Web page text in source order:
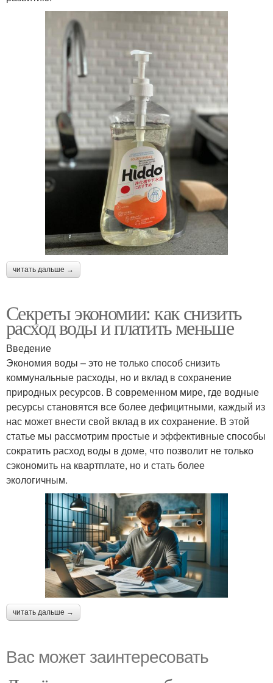
читать дальше →
Секреты экономии: как снизить
расход воды и платить меньше
Введение
Экономия воды – это не только способ снизить
коммунальные расходы, но и вклад в сохранение
природных ресурсов. В современном мире, где водные
ресурсы становятся все более дефицитными, каждый из
нас может внести свой вклад в их сохранение. В этой
статье мы рассмотрим простые и эффективные способы
сократить расход воды в доме, что позволит не только
сэкономить на квартплате, но и стать более
экологичным.
читать дальше →
Вас может заинтересовать